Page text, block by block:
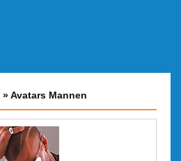
»Avatars Mannen